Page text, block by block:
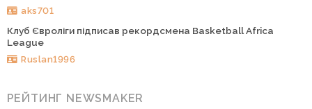
aks701
Клуб Євроліги підписав рекордсмена Basketball Africa
League
Ruslan1996
РЕЙТИНГ NEWSMAKER